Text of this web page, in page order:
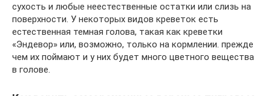
сухость и любые неестественные остатки или слизь на
поверхности. У некоторых видов креветок есть
естественная темная голова, такая как креветки
«Эндевор» или, возможно, только на кормлении. прежде
чем их поймают и у них будет много цветного вещества
в голове.